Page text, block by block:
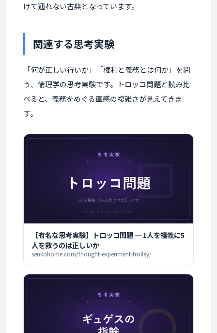
けて通れない古典となっています。
関連する思考実験
「何が正しい行いか」「権利と義務とは何か」を問
う、倫理学の思考実験です。トロッコ問題と読み比
べると、義務をめぐる直感の複雑さが見えてきま
す。
【有名な思考実験】トロッコ問題 ─ 1人を犠牲に5
人を救うのは正しいか
senkohome.com/thought-experiment-trolley/